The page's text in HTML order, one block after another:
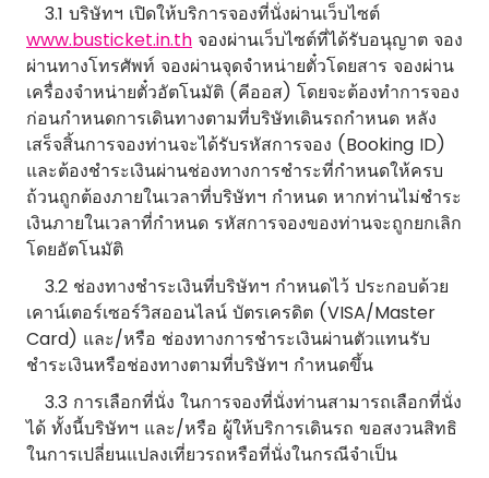
3.1 บริษัทฯ เปิดให้บริการจองที่นั่งผ่านเว็บไซต์
www.busticket.in.th จองผ่านเว็บไซต์ที่ได้รับอนุญาต จอง
ผ่านทางโทรศัพท์ จองผ่านจุดจำหน่ายตั๋วโดยสาร จองผ่าน
เครื่องจำหน่ายตั๋วอัตโนมัติ (คีออส) โดยจะต้องทำการจอง
ก่อนกำหนดการเดินทางตามที่บริษัทเดินรถกำหนด หลัง
เสร็จสิ้นการจองท่านจะได้รับรหัสการจอง (Booking ID)
และต้องชำระเงินผ่านช่องทางการชำระที่กำหนดให้ครบ
ถ้วนถูกต้องภายในเวลาที่บริษัทฯ กำหนด หากท่านไม่ชำระ
เงินภายในเวลาที่กำหนด รหัสการจองของท่านจะถูกยกเลิก
โดยอัตโนมัติ
3.2 ช่องทางชำระเงินที่บริษัทฯ กำหนดไว้ ประกอบด้วย
เคาน์เตอร์เซอร์วิสออนไลน์ บัตรเครดิต (VISA/Master
Card) และ/หรือ ช่องทางการชำระเงินผ่านตัวแทนรับ
ชำระเงินหรือช่องทางตามที่บริษัทฯ กำหนดขึ้น
3.3 การเลือกที่นั่ง ในการจองที่นั่งท่านสามารถเลือกที่นั่ง
ได้ ทั้งนี้บริษัทฯ และ/หรือ ผู้ให้บริการเดินรถ ขอสงวนสิทธิ
ในการเปลี่ยนแปลงเที่ยวรถหรือที่นั่งในกรณีจำเป็น